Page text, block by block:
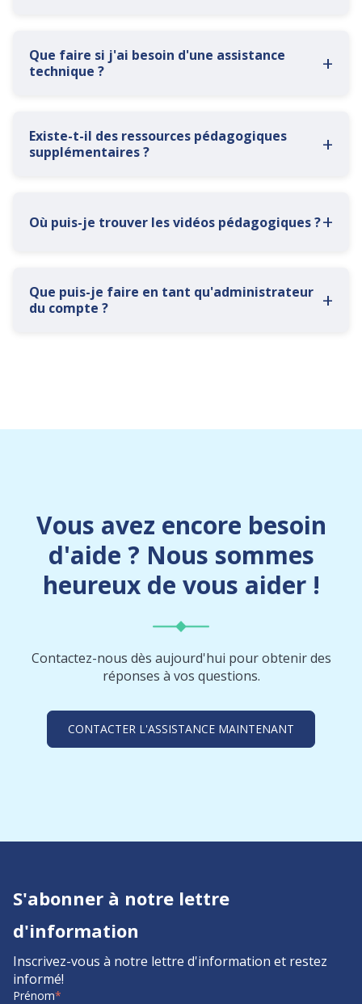
Que faire si j'ai besoin d'une assistance
technique ?
+
Existe-t-il des ressources pédagogiques
supplémentaires ?
+
Où puis-je trouver les vidéos pédagogiques ?+
Que puis-je faire en tant qu'administrateur
du compte ?
+
Vous avez encore besoin
d'aide ? Nous sommes
heureux de vous aider !
Contactez-nous dès aujourd'hui pour obtenir des
réponses à vos questions.
CONTACTER L'ASSISTANCE MAINTENANT
S'abonner à notre lettre
d'information
Inscrivez-vous à notre lettre d'information et restez
informé!
Prénom*